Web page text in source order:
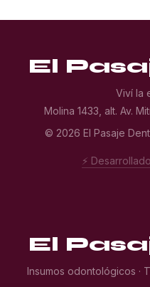
El
Viví la
Molina 1433, alt. Av.
© 2026 El Pasaje
⚡
El
Insumos odontológicos ·